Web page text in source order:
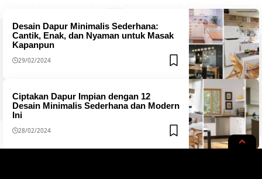
Desain Dapur Minimalis Sederhana:
Cantik, Enak, dan Nyaman untuk Masak
Kapanpun
29/02/2024
Ciptakan Dapur Impian dengan 12
Desain Minimalis Sederhana dan Modern
Ini
28/02/2024